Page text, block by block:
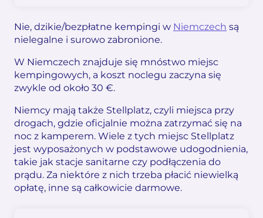
Nie, dzikie/bezpłatne kempingi w Niemczech są
nielegalne i surowo zabronione.
W Niemczech znajduje się mnóstwo miejsc
kempingowych, a koszt noclegu zaczyna się
zwykle od około 30 €.
Niemcy mają także Stellplatz, czyli miejsca przy
drogach, gdzie oficjalnie można zatrzymać się na
noc z kamperem. Wiele z tych miejsc Stellplatz
jest wyposażonych w podstawowe udogodnienia,
takie jak stacje sanitarne czy podłączenia do
prądu. Za niektóre z nich trzeba płacić niewielką
opłatę, inne są całkowicie darmowe.